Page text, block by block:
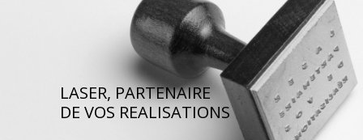
LASER, PARTENAIRE
DE VOS REALISATIONS